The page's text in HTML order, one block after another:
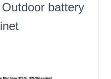
battery